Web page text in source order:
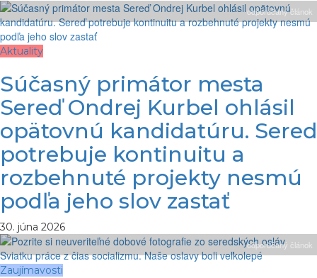
odporúčaný článok
Aktuality
Súčasný primátor mesta
Sereď Ondrej Kurbel ohlásil
opätovnú kandidatúru. Sereď
potrebuje kontinuitu a
rozbehnuté projekty nesmú
podľa jeho slov zastať
30. júna 2026
odporúčaný článok
Zaujímavosti